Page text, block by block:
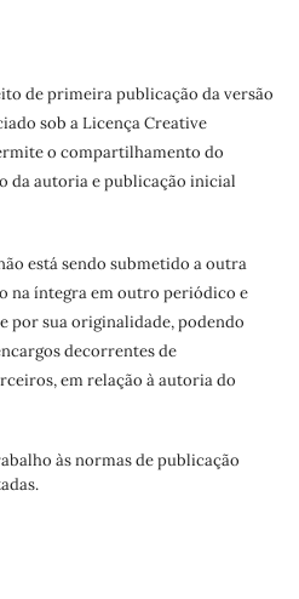
de primeira publicação da versão
sob a Licença Creative
o compartilhamento do
da autoria e publicação inicial
está sendo submetido a outra
na íntegra em outro periódico e
por sua originalidade, podendo
decorrentes de
em relação à autoria do
às normas de publicação